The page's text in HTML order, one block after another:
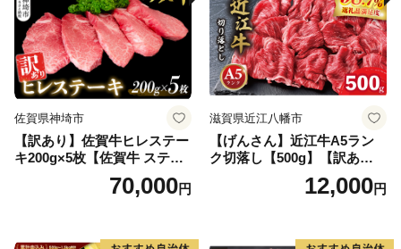
佐賀県神埼市
【訳あり】佐賀牛ヒレステー
キ200g×5枚【佐賀牛 ステー
キ ブランド肉 ヒレ肉 フィレ
肉 ジューシー ヘルシー】(H0
70,000円
滋賀県近江八幡市
【げんさん】近江牛A5ラン
ク切落し【500g】【訳あり】
12,000円